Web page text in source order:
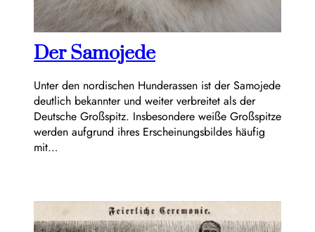
Der Samojede
Unter den nordischen Hunderassen ist der Samojede
deutlich bekannter und weiter verbreitet als der
Deutsche Großspitz. Insbesondere weiße Großspitze
werden aufgrund ihres Erscheinungsbildes häufig
mit…